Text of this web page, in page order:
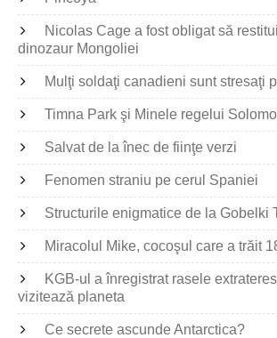
Nicolas Cage a fost obligat să
dinozaur Mongoliei
Mulţi soldaţi canadieni sunt stresaţi
Timna Park şi Minele regelui
Salvat de la înec de fiinţe verzi
Fenomen straniu pe cerul Spaniei
Structurile enigmatice de la Gobelki
Miracolul Mike, cocoşul care a trăit
KGB-ul a înregistrat rasele
vizitează planeta
Ce secrete ascunde Antarctica?